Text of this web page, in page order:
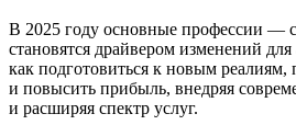
В 2025 году основные профессии
становятся драйвером изменений
как подготовиться к новым реалиям,
и повысить прибыль, внедряя
и расширяя спектр услуг.